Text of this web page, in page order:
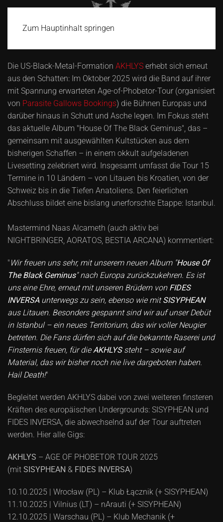
Zum Hauptinhalt springen
Die US-Black-Metal-Formation AKHLYS erhebt sich erneut
aus den Schatten: Im Oktober 2025 wird die Band auf ihrer
mit Spannung erwarteten Age-of-Phobetor-Tour (organisiert
von Parasite Gallows Bookings) die Bühnen Europas und
darüber hinaus in Schutt und Asche legen. Im Fokus steht
das aktuelle Album "House Of The Black Geminus", das –
gemeinsam mit ausgewählten Kultstücken aus dem
bisherigen Schaffen – in einem okkult aufgeladenen
Livesetting zelebriert wird. Insgesamt umfasst die Tour 15
Termine in 10 Ländern – von Litauen bis Kroatien, von der
Schweiz bis in die Tiefen Anatoliens. Den feierlichen
Abschluss bildet eine bislang unerforschte Etappe: Istanbul.
Mastermind Naas Alcameth (auch aktiv bei
NIGHTBRINGER, AORATOS, BESTIA ARCANA) kommentiert:
" Wir freuen uns sehr, mit unserem neuen Album "House Of
The Black Geminus" nach Europa zurückzukehren. Es ist
uns eine Ehre, erneut mit unseren Brüdern von FIDES
INVERSAunterwegs zu sein, ebenso wie mitSISYPHEAN
aus Litauen. Besonders gespannt sind wir auf unser Debüt
in Istanbul – ein neues Territorium, das wir voller Neugier
betreten. Die Fans dürfen sich auf die bekannte Raserei und
Finsternis freuen, für dieAKHLYSsteht – sowie auf
Material, das wir bisher noch nie live dargeboten haben.
Hail Death!"
Begleitet werden AKHLYS dabei von zwei weiteren finsteren
Kräften des europäischen Undergrounds: SISYPHEAN und
FIDES INVERSA, die abwechselnd auf der Tour auftreten
werden. Hier alle Gigs:
AKHLYS – AGE OF PHOBETOR TOUR 2025
(mit SISYPHEAN & FIDES INVERSA)
10.10.2025 | Wrocław (PL) – Klub Łącznik (+ SISYPHEAN)
11.10.2025 | Vilnius (LT) – nArauti (+ SISYPHEAN)
12.10.2025 | Warschau (PL) – Klub Mechanik (+